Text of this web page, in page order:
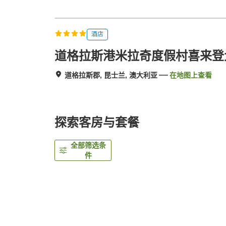
酒店
道格拉斯港米拉奇度假村喜来
道格拉斯郡, 昆士兰, 澳大利亚 在地图上查看
探索客房与套餐
全部筛选条
件